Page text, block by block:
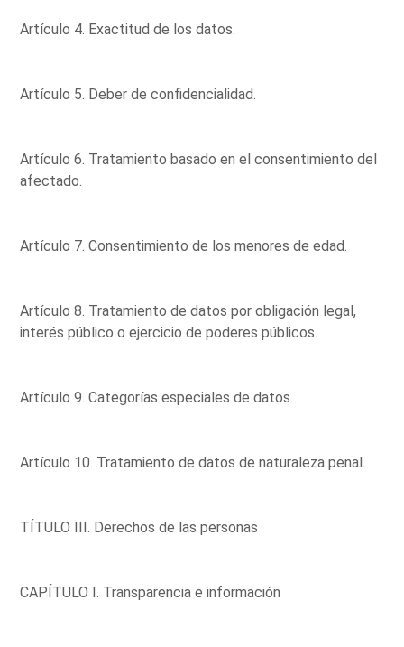
Artículo 4. Exactitud de los datos.
Artículo 5. Deber de confidencialidad.
Artículo 6. Tratamiento basado en el consentimiento del
afectado.
Artículo 7. Consentimiento de los menores de edad.
Artículo 8. Tratamiento de datos por obligación legal,
interés público o ejercicio de poderes públicos.
Artículo 9. Categorías especiales de datos.
Artículo 10. Tratamiento de datos de naturaleza penal.
TÍTULO III. Derechos de las personas
CAPÍTULO I. Transparencia e información